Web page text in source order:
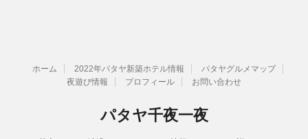
ホーム 2022年パタヤ新築ホテル情報
パタヤグルメマップ
夜遊び情報
プロフィール お問い合わせ
パタヤ千夜一夜